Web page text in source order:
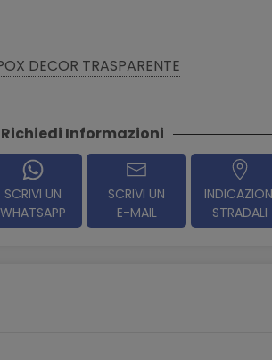
DECOR TRASPARENTE
Richiedi Informazioni
SCRIVI UN
WHATSAPP
SCRIVI UN
E-MAIL
STRADALI